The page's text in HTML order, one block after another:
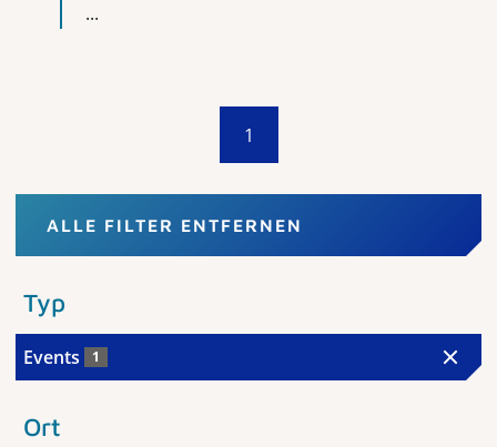
...
1
ALLE FILTER ENTFERNEN
Typ
Events 1
Ort